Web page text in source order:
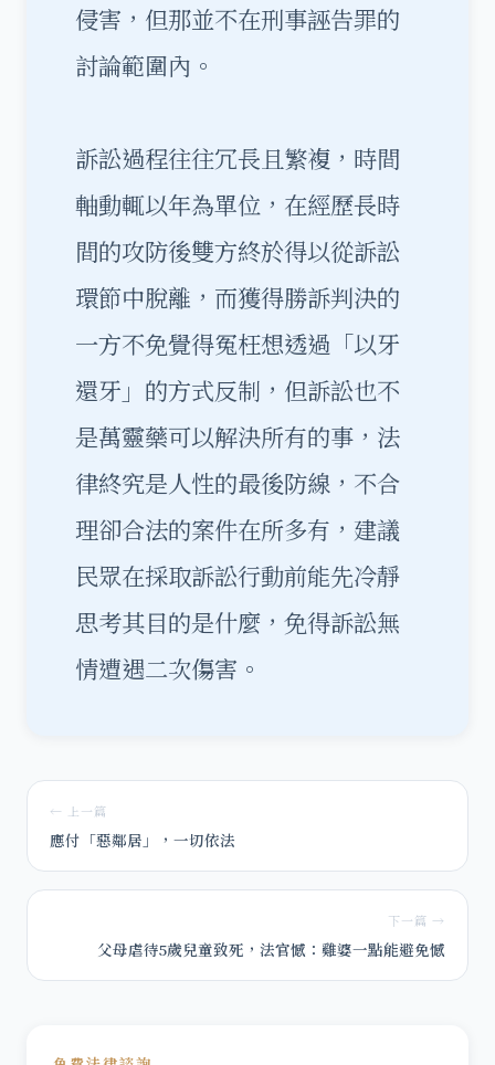
侵害，但那並不在刑事誣告罪的
討論範圍內。
訴訟過程往往冗長且繁複，時間
軸動輒以年為單位，在經歷長時
間的攻防後雙方終於得以從訴訟
環節中脫離，而獲得勝訴判決的
一方不免覺得冤枉想透過「以牙
還牙」的方式反制，但訴訟也不
是萬靈藥可以解決所有的事，法
律終究是人性的最後防線，不合
理卻合法的案件在所多有，建議
民眾在採取訴訟行動前能先冷靜
思考其目的是什麼，免得訴訟無
情遭遇二次傷害。
← 上一篇
應付「惡鄰居」，一切依法
下一篇 →
父母虐待5歲兒童致死，法官憾：雞婆一點能避免憾